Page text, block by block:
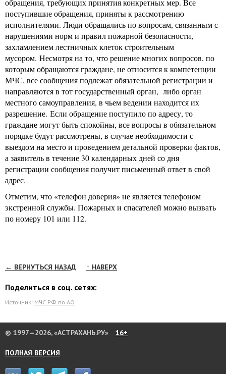
обращения, требующих принятия конкретных мер. Все
поступившие обращения, приняты к рассмотрению
исполнителями. Люди обращались по вопросам, связанным с
нарушениями норм и правил пожарной безопасности,
захламлением лестничных клеток строительным
мусором. Несмотря на то, что решение многих вопросов, по
которым обращаются граждане, не относится к компетенции
МЧС, все сообщения подлежат обязательной регистрации и
направляются в тот государственный орган, либо орган
местного самоуправления, в чьем ведении находится их
разрешение. Если обращение поступило по адресу, то
граждане могут быть спокойны, все вопросы в обязательном
порядке будут рассмотрены, в случае необходимости с
выездом на место и проведением детальной проверки фактов,
а заявитель в течение 30 календарных дней со дня
регистрации сообщения получит письменный ответ в свой
адрес.
Отметим, что «телефон доверия» не является телефоном
экстренной службы. Пожарных и спасателей можно вызвать
по номеру 101 или 112.
← ВЕРНУТЬСЯ НАЗАД ↑ НАВЕРХ
Поделиться в соц. сетях:
Источник: МЧС РФ по АО
© 1997—2026, «АСТРАХАНЬ.РУ» 16+
ПОЛНАЯ ВЕРСИЯ